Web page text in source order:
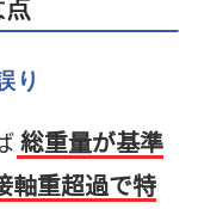
り
総重量が基準
軸重超過で特